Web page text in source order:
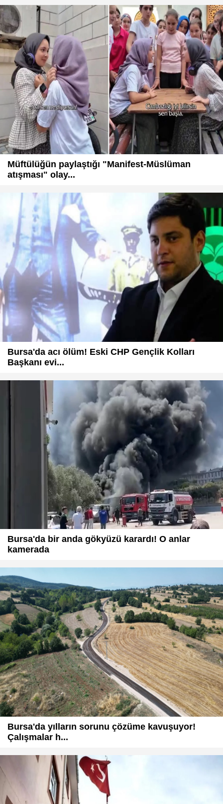
Müftülüğün paylaştığı "Manifest-Müslüman
atışması" olay...
Bursa'da acı ölüm! Eski CHP Gençlik Kolları
Başkanı evi...
Bursa'da bir anda gökyüzü karardı! O anlar
kamerada
Bursa'da yılların sorunu çözüme kavuşuyor!
Çalışmalar h...